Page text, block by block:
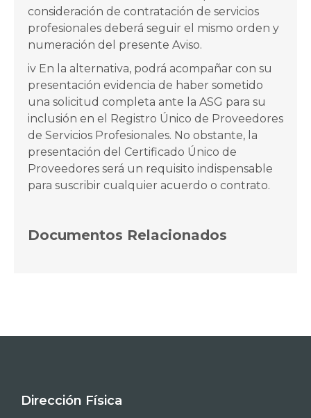
consideración de contratación de servicios
profesionales deberá seguir el mismo orden y
numeración del presente Aviso.
iv En la alternativa, podrá acompañar con su
presentación evidencia de haber sometido
una solicitud completa ante la ASG para su
inclusión en el Registro Único de Proveedores
de Servicios Profesionales. No obstante, la
presentación del Certificado Único de
Proveedores será un requisito indispensable
para suscribir cualquier acuerdo o contrato.
Documentos Relacionados
Dirección Física